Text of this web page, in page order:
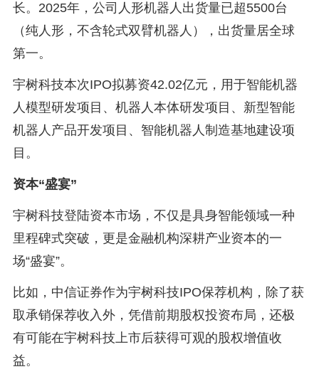
长。2025年，公司人形机器人出货量已超5500台
（纯人形，不含轮式双臂机器人），出货量居全球
第一。
宇树科技本次IPO拟募资42.02亿元，用于智能机器
人模型研发项目、机器人本体研发项目、新型智能
机器人产品开发项目、智能机器人制造基地建设项
目。
资本“盛宴”
宇树科技登陆资本市场，不仅是具身智能领域一种
里程碑式突破，更是金融机构深耕产业资本的一
场“盛宴”。
比如，中信证券作为宇树科技IPO保荐机构，除了获
取承销保荐收入外，凭借前期股权投资布局，还极
有可能在宇树科技上市后获得可观的股权增值收
益。